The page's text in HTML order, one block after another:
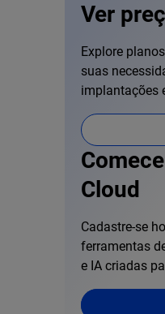
Ver
Explore
suas
implantações
Cloud
Cadastre-se
ferramentas
e IA criadas